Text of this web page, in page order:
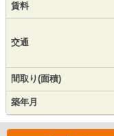
賃料
交通
間取り(面積)
築年月